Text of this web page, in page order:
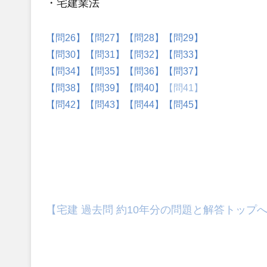
・宅建業法
【問26】 【問27】 【問28】
【問29】
【問30】
【問31】 【問32】
【問33】
【問34】
【問35】 【問36】
【問37】
【問38】
【問39】 【問40】
【問41】
【問42】
【問43】 【問44】 【問45】
【宅建 過去問 約10年分の問題と解答トップ